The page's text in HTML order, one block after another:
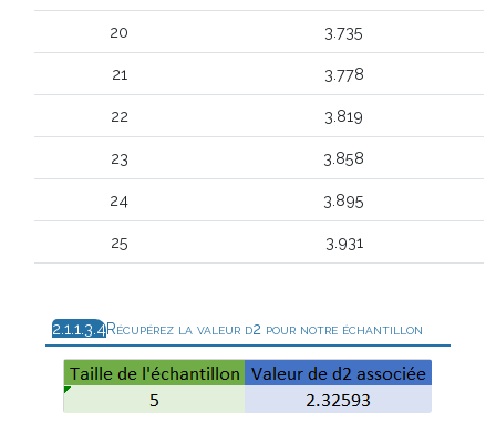
20 3.735
21 3.778
22 3.819
23 3.858
24 3.895
25 3.931
Récupérez la valeur d2 pour notre échantillon